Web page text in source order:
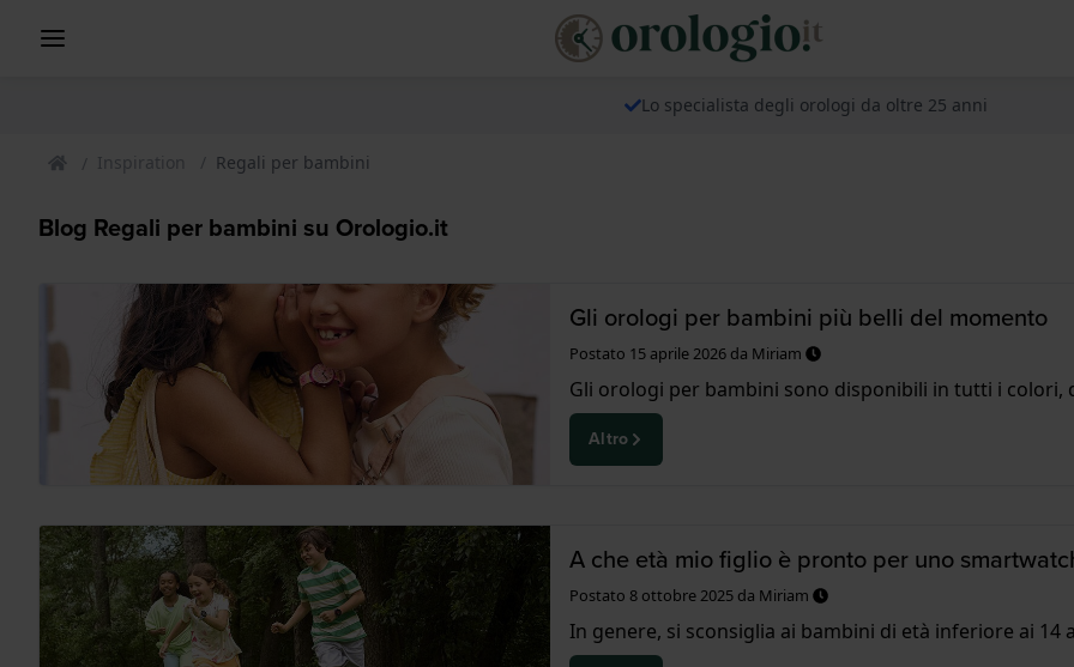
Lo specialista degli orologi da oltre 25 anni
Inspiration Regali per bambini
Blog Regali per bambini su Orologio.it
Gli orologi per bambini più belli del momento
Postato 15 aprile 2026da Miriam
Gli orologi per bambini sono disponibili in tutti i colori,
Altro
A che età mio figlio è pronto per uno
Postato 8 ottobre 2025da Miriam
In genere, si sconsiglia ai bambini di età inferiore ai 14